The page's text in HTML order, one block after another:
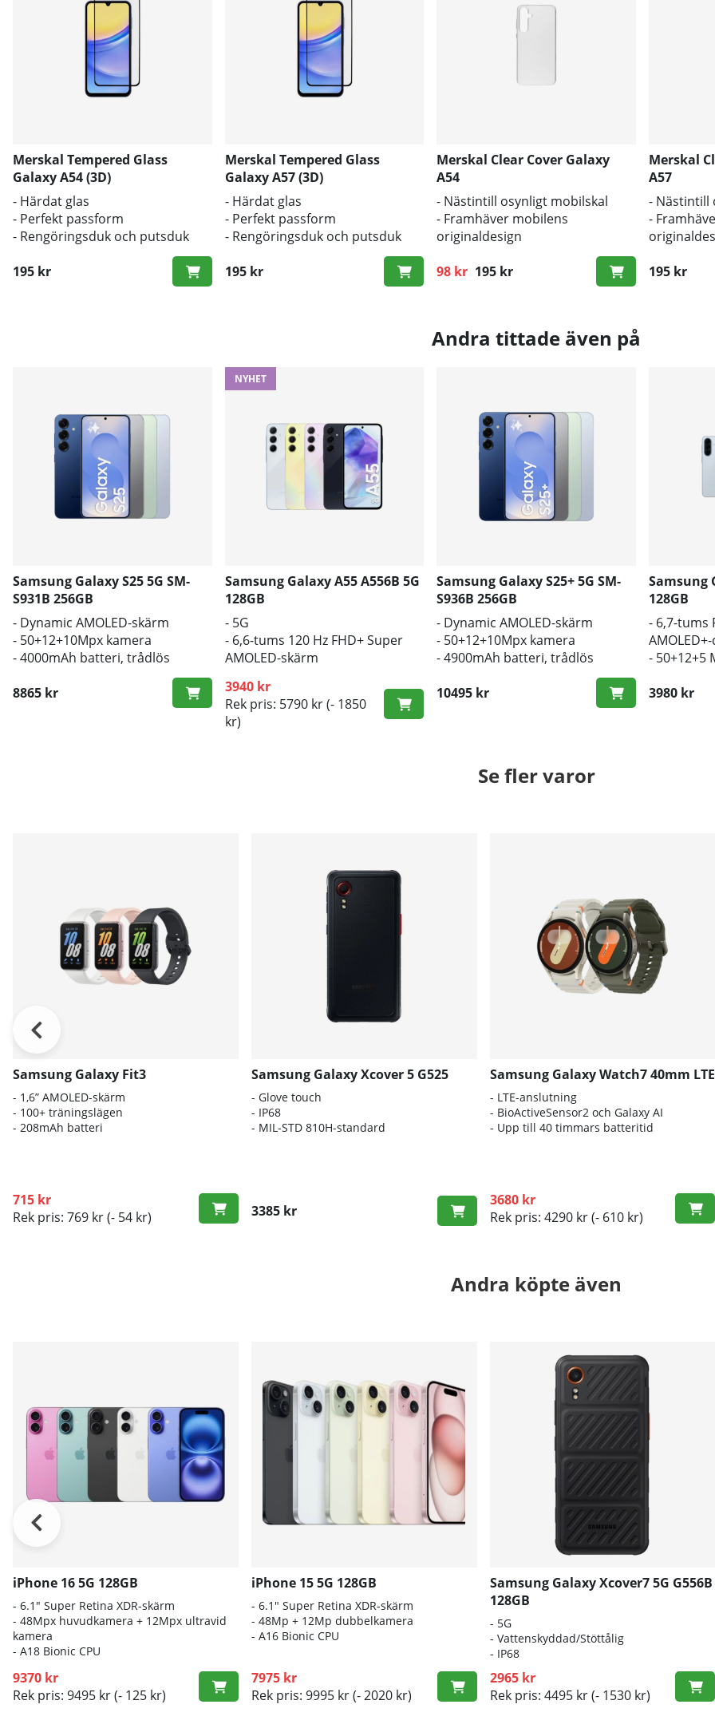
Merskal Tempered Glass
Galaxy A54 (3D)
- Härdat glas
- Perfekt passform
- Rengöringsduk och putsduk
195 kr
Merskal Tempered Glass
Galaxy A57 (3D)
- Härdat glas
- Perfekt passform
- Rengöringsduk och putsduk
195 kr
Merskal Clear Cover Galaxy
A54
- Nästintill osynligt mobilskal
- Framhäver mobilens
originaldesign
- Bra skydd mot smuts och repor
98 kr 195 kr
Ordinarie pris:
Merskal
A57
- Nästintill
-
- Bra
195 kr
Andra tittade även på
Samsung Galaxy S25 5G SM-
S931B 256GB
- Dynamic AMOLED-skärm
- 50+12+10Mpx kamera
- 4000mAh batteri, trådlös
8865 kr
NYHET
Samsung Galaxy A55 A556B 5G
128GB
- 5G
- 6,6-tums 120 Hz FHD+ Super
AMOLED-skärm
3940 kr
Rek pris: 5790 kr(- 1850
kr)
Samsung Galaxy S25+ 5G SM-
S936B 256GB
- Dynamic AMOLED-skärm
- 50+12+10Mpx kamera
- 4900mAh batteri, trådlös
10495 kr
Samsung
128GB
- 6,7-tums
- 50+12+5
3980 kr
Se fler varor
Samsung Galaxy Fit3
- 1,6” AMOLED-skärm
- 100+ träningslägen
- 208mAh batteri
715 kr
Rek pris: 769 kr(- 54 kr)
Samsung Galaxy Xcover 5 G525
- Glove touch
- IP68
- MIL-STD 810H-standard
3385 kr
Samsung Galaxy Watch7 40mm LTE
- LTE-anslutning
- BioActiveSensor2 och Galaxy AI
- Upp till 40 timmars batteritid
3680 kr
Rek pris: 4290 kr(- 610 kr)
Andra köpte även
iPhone 16 5G 128GB
- 6.1″ Super Retina XDR-skärm
- 48Mpx huvudkamera + 12Mpx ultravid
kamera
- A18 Bionic CPU
9370 kr
Rek pris: 9495 kr(- 125 kr)
iPhone 15 5G 128GB
- 6.1" Super Retina XDR-skärm
- 48Mp + 12Mp dubbelkamera
- A16 Bionic CPU
7975 kr
Rek pris: 9995 kr(- 2020 kr)
Samsung Galaxy Xcover7 5G G556B
128GB
- 5G
- Vattenskyddad/Stöttålig
- IP68
2965 kr
Rek pris: 4495 kr(- 1530 kr)